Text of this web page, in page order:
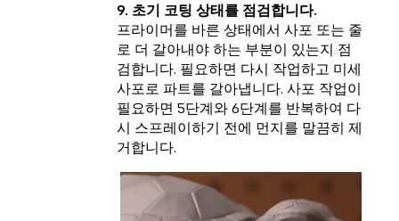
9. 초기 코팅 상태를 점검합니다.
프라이머를 바른 상태에서 사포 또는 줄
로 더 갈아내야 하는 부분이 있는지 점
검합니다. 필요하면 다시 작업하고 미세
사포로 파트를 갈아냅니다. 사포 작업이
필요하면 5단계와 6단계를 반복하여 다
시 스프레이하기 전에 먼지를 말끔히 제
거합니다.